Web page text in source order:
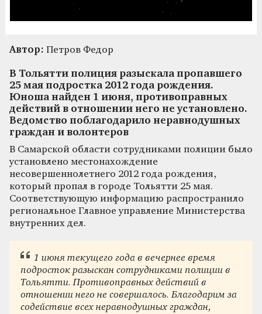
Автор: Петров Федор
В Тольятти полиция разыскала пропавшего
25 мая подростка 2012 года рождения.
Юноша найден 1 июня, противоправных
действий в отношении него не установлено.
Ведомство поблагодарило неравнодушных
граждан и волонтеров
В Самарской области сотрудниками полиции было
установлено местонахождение
несовершеннолетнего 2012 года рождения,
который пропал в городе Тольятти 25 мая.
Соответствующую информацию распространило
региональное Главное управление Министерства
внутренних дел.
1 июня текущего года в вечернее время
подросток разыскан сотрудниками полиции в
Тольятти. Противоправных действий в
отношении него не совершалось. Благодарим за
содействие всех неравнодушных граждан,